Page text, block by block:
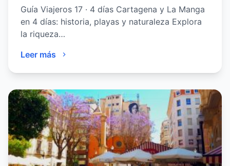
Guía Viajeros 17 · 4 días Cartagena y La Manga
en 4 días: historia, playas y naturaleza Explora
la riqueza…
Leer más